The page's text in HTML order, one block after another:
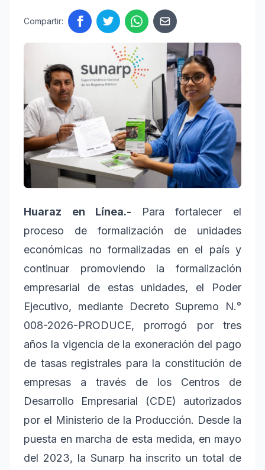
Compartir:
Huaraz en Línea.-
Para fortalecer el
proceso de formalización de unidades
económicas no formalizadas en el país y
continuar promoviendo la formalización
empresarial de estas unidades, el Poder
Ejecutivo, mediante Decreto Supremo N.°
008-2026-PRODUCE, prorrogó por tres
años la vigencia de la exoneración del pago
de tasas registrales para la constitución de
empresas a través de los Centros de
Desarrollo Empresarial (CDE) autorizados
por el Ministerio de la Producción. Desde la
puesta en marcha de esta medida, en mayo
del 2023, la Sunarp ha inscrito un total de